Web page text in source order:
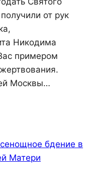
от рук
Никодима
примером
Москвы…